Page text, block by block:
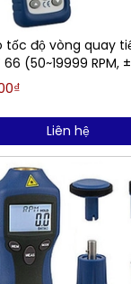
tốc độ vòng quay
66 (50~19999 RPM,
Liên hệ